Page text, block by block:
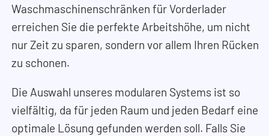
Waschmaschinenschränken für Vorderlader
erreichen Sie die perfekte Arbeitshöhe, um nicht
nur Zeit zu sparen, sondern vor allem Ihren Rücken
zu schonen.
Die Auswahl unseres modularen Systems ist so
vielfältig, da für jeden Raum und jeden Bedarf eine
optimale Lösung gefunden werden soll. Falls Sie